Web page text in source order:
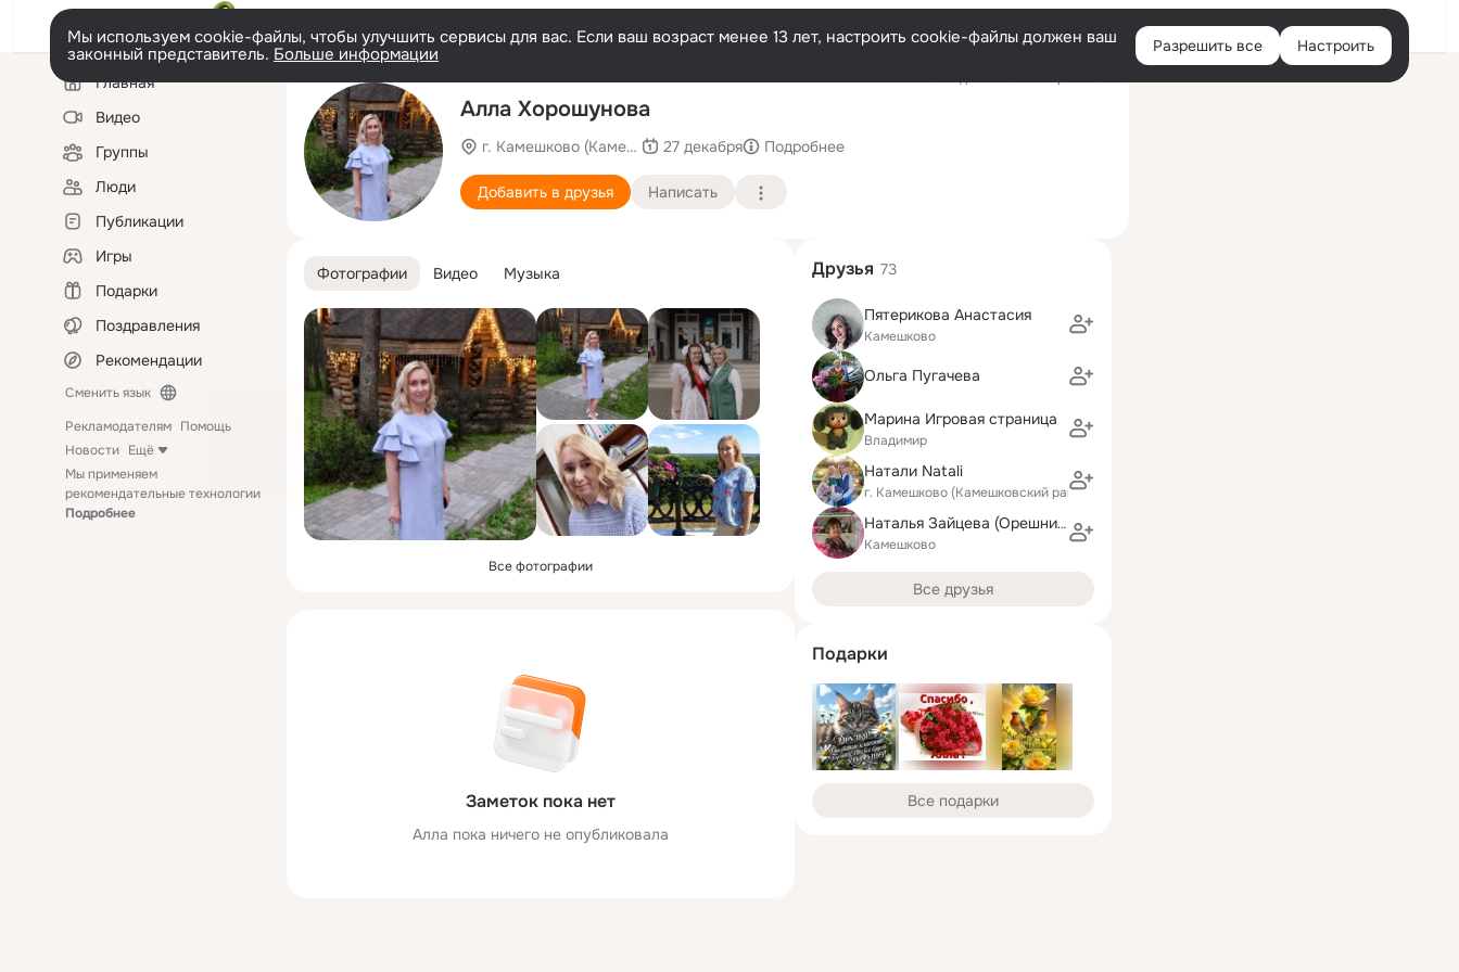
Войти
Мы используем cookie-файлы, чтобы улучшить сервисы для вас. Если ваш возраст менее 13 лет, настроить cookie-файлы должен ваш
законный представитель. Больше информации Разрешить все Настроить
Левая
колонкаГлавная
Видео
Группы
Люди
Публикации
Игры
Подарки
Поздравления
Рекомендации
Сменить язык
Рекламодателям Помощь
Новости Ещё
Мы применяем
рекомендательные технологии
Подробнее
Алла Хорошунова
г. Камешково (Камешковский район)
27 декабря Подробнее
Добавить в друзья Написать
Фотографии Видео Музыка
Все фотографии
Заметок пока нет
Алла пока ничего не опубликовала
Друзья 73
Пятерикова Анастасия
Камешково
Ольга Пугачева
Марина Игровая страница
Владимир
Натали Natali
г. Камешково (Камешковский район)
Наталья Зайцева (Орешникова)
Камешково
Все друзья
Подарки
Все подарки